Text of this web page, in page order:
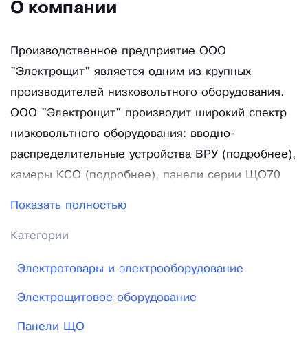
О компании
Производственное предприятие ООО
"Электрощит" является одним из крупных
производителей низковольтного оборудования.
ООО "Электрощит" производит широкий спектр
низковольтного оборудования: вводно-
распределительные устройства ВРУ (подробнее),
камеры КСО (подробнее), панели серии ЩО70
этажные серии ЩЭ (подробнее) и другую
нишу на рынке - мы поставляем низковольтное
оборудование по всей России, от Санкт-
Показать полностью
Категории
Электротовары и электрооборудование
Электрощитовое оборудование
Панели ЩО